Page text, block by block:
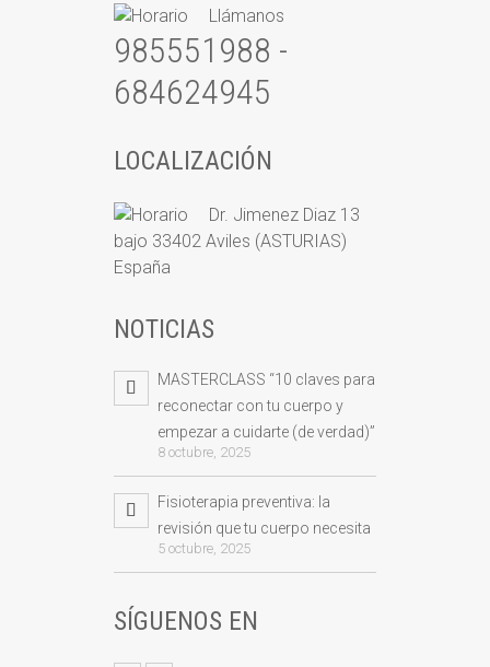
Llámanos
985551988 -
684624945
LOCALIZACIÓN
Dr. Jimenez Diaz 13
bajo 33402 Aviles (ASTURIAS)
España
NOTICIAS
MASTERCLASS “10 claves para
reconectar con tu cuerpo y
empezar a cuidarte (de verdad)”
8 octubre, 2025
Fisioterapia preventiva: la
revisión que tu cuerpo necesita
5 octubre, 2025
SÍGUENOS EN